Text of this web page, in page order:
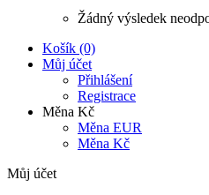
Žádný výsledek
Košík (0)
Můj účet
Přihlášení
Registrace
Měna Kč
Měna EUR
Měna Kč
Můj účet